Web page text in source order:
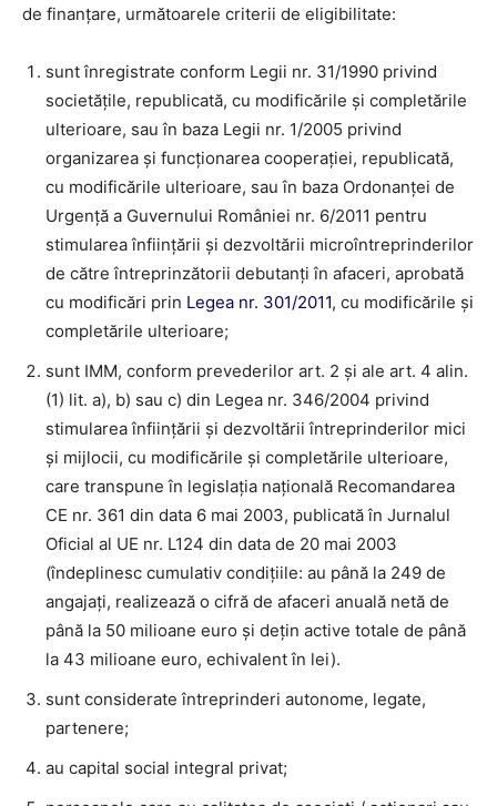
de finanțare, următoarele criterii de eligibilitate:
sunt înregistrate conform Legii nr. 31/1990 privind
societățile, republicată, cu modificările și completările
ulterioare, sau în baza Legii nr. 1/2005 privind
organizarea și funcționarea cooperației, republicată,
cu modificările ulterioare, sau în baza Ordonanței de
Urgență a Guvernului României nr. 6/2011 pentru
stimularea înființării și dezvoltării microîntreprinderilor
de către întreprinzătorii debutanți în afaceri, aprobată
cu modificări prin Legea nr. 301/2011, cu modificările și
completările ulterioare;
sunt IMM, conform prevederilor art. 2 și ale art. 4 alin.
(1) lit. a), b) sau c) din Legea nr. 346/2004 privind
stimularea înființării și dezvoltării întreprinderilor mici
și mijlocii, cu modificările și completările ulterioare,
care transpune în legislația națională Recomandarea
CE nr. 361 din data 6 mai 2003, publicată în Jurnalul
Oficial al UE nr. L124 din data de 20 mai 2003
(îndeplinesc cumulativ condiţiile: au până la 249 de
angajați, realizează o cifră de afaceri anuală netă de
până la 50 milioane euro și dețin active totale de până
la 43 milioane euro, echivalent în lei).
sunt considerate întreprinderi autonome, legate,
partenere;
au capital social integral privat;